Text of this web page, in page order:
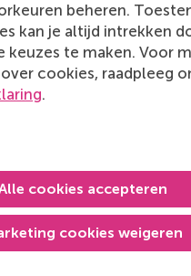
beheren.
kan je altijd intrekken
keuzes te maken. Voor
cookies, raadpleeg
.
cookies weigeren
cookies accepteren